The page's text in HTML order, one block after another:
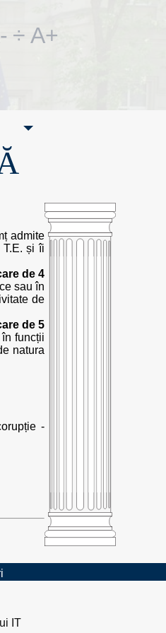
÷ A+
admite
și îi
de 4
sau în
de
de 5
funcții
natura
-
IT